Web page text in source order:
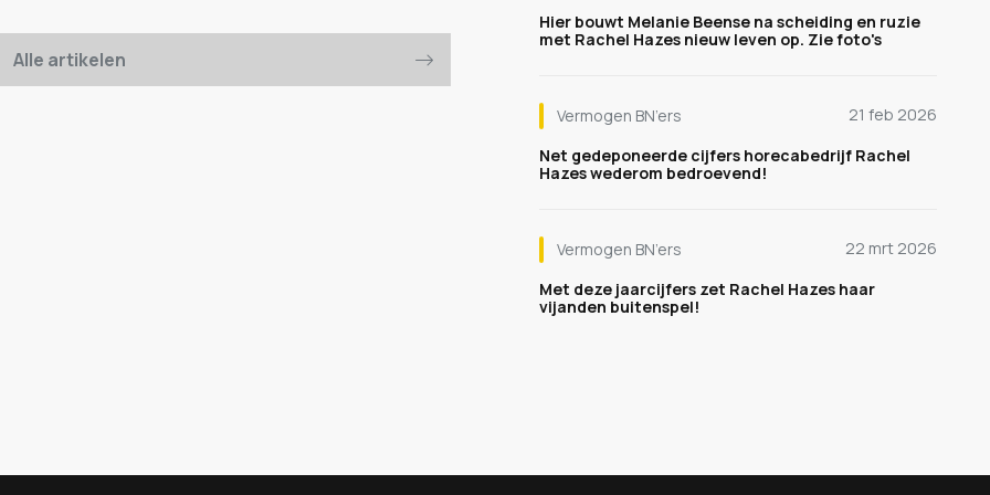
Alle artikelen
Hier bouwt Melanie Beense na scheiding en ruzie
met Rachel Hazes nieuw leven op. Zie foto's
Vermogen BN’ers
21 feb 2026
Net gedeponeerde cijfers horecabedrijf Rachel
Hazes wederom bedroevend!
Vermogen BN’ers
22 mrt 2026
Met deze jaarcijfers zet Rachel Hazes haar
vijanden buitenspel!